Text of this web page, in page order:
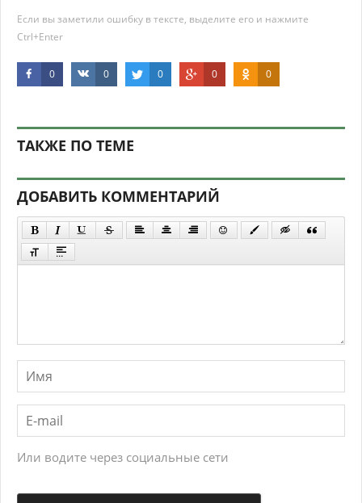
Если вы заметили ошибку в тексте, выделите его и нажмите
Ctrl+Enter
0 0 0 0 0
ТАКЖЕ ПО ТЕМЕ
ДОБАВИТЬ КОММЕНТАРИЙ
Или водите через социальные сети